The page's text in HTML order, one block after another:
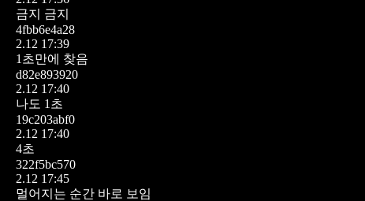
금지 금지
4fbb6e4a28
2.12 17:39
1초만에 찾음
d82e893920
2.12 17:40
나도 1초
19c203abf0
2.12 17:40
4초
322f5bc570
2.12 17:45
멀어지는 순간 바로 보임